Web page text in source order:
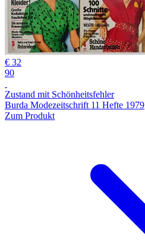
€ 32
90
Zustand mit Schönheitsfehler
Burda Modezeitschrift 11 Hefte 1979
Zum Produkt